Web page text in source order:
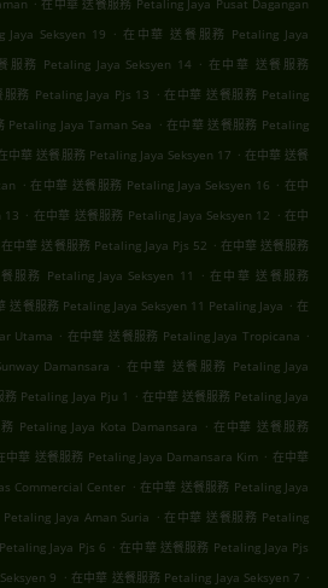
在中華 送餐服務 Petaling Jaya Pusat Dagangan
Seksyen 19 . 在中華 送餐服務 Petaling Jaya
服務 Petaling Jaya Seksyen 14 . 在中華 送餐服務
服務 Petaling Jaya Pjs 13 . 在中華 送餐服務 Petaling
Petaling Jaya Taman Sea . 在中華 送餐服務 Petaling
中華 送餐服務 Petaling Jaya Seksyen 17 . 在中華 送餐
. 在中華 送餐服務 Petaling Jaya Seksyen 16 . 在中
13 . 在中華 送餐服務 Petaling Jaya Seksyen 12 . 在中
在中華 送餐服務 Petaling Jaya Pjs 52 . 在中華 送餐服務
服務 Petaling Jaya Seksyen 11 . 在中華 送餐服務
送餐服務 Petaling Jaya Seksyen 11 Petaling Jaya . 在
Utama . 在中華 送餐服務 Petaling Jaya Tropicana .
Damansara . 在中華 送餐服務 Petaling Jaya
務 Petaling Jaya Pju 1 . 在中華 送餐服務 Petaling Jaya
Petaling Jaya Kota Damansara . 在中華 送餐服務
中華 送餐服務 Petaling Jaya Damansara Kim . 在中華
Commercial Center . 在中華 送餐服務 Petaling Jaya
Jaya Aman Suria . 在中華 送餐服務 Petaling
Jaya Pjs 6 . 在中華 送餐服務 Petaling Jaya Pjs
9 . 在中華 送餐服務 Petaling Jaya Seksyen 7 .